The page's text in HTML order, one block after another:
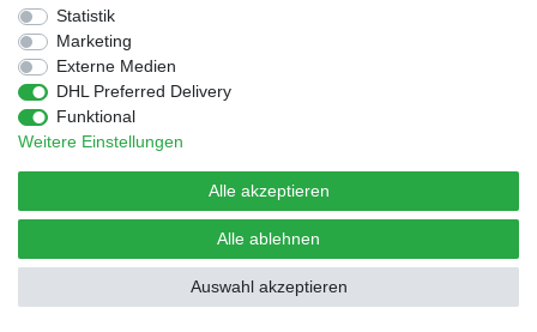
Statistik
Marketing
Externe Medien
DHL Preferred Delivery
Funktional
Weitere Einstellungen
Alle akzeptieren
Alle ablehnen
Auswahl akzeptieren